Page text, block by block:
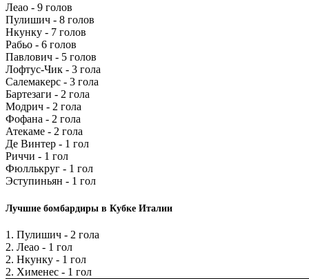
Леао - 9 голов
Пулишич - 8 голов
Нкунку - 7 голов
Рабьо - 6 голов
Павлович - 5 голов
Лофтус-Чик - 3 гола
Салемакерс - 3 гола
Бартезаги - 2 гола
Модрич - 2 гола
Фофана - 2 гола
Атекаме - 2 гола
Де Винтер - 1 гол
Риччи - 1 гол
Фюллькруг - 1 гол
Эступиньян - 1 гол
Лучшие бомбардиры в Кубке Италии
1. Пулишич - 2 гола
2. Леао - 1 гол
2. Нкунку - 1 гол
2. Хименес - 1 гол